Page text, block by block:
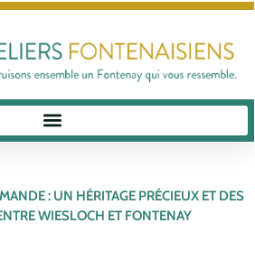
: UN HÉRITAGE PRÉCIEUX ET DES
WIESLOCH ET FONTENAY